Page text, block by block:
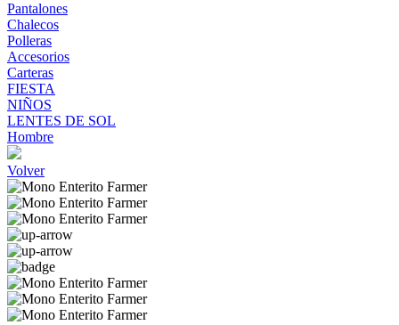
Pantalones
Chalecos
Polleras
Accesorios
Carteras
FIESTA
NIÑOS
LENTES DE SOL
Hombre
Volver